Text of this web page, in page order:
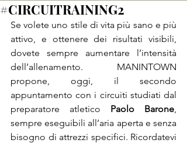
#CIRCUITRAINING2
Se volete uno stile di vita più sano e più
attivo, e ottenere dei risultati visibili,
dovete sempre aumentare l’intensità
dell’allenamento. MANINTOWN
propone, oggi, il secondo
appuntamento con i circuiti studiati dal
preparatore atletico Paolo Barone,
sempre eseguibili all’aria aperta e senza
bisogno di attrezzi specifici. Ricordatevi